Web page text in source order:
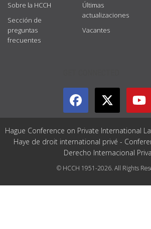
Sobre la HCCH
Sección de
preguntas
frecuentes
Últimas
actualizaciones
Vacantes
Hague Conference on Private International
Haye de droit international privé -
Derecho Internacional
© HCCH 1951-2026. All Rights